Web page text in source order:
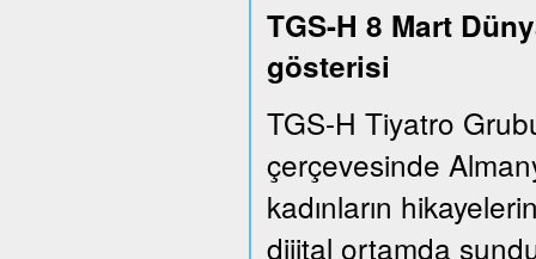
TGS-H 8 Mart
gösterisi
TGS-H Tiyatro
çerçevesinde
kadınların
dijital ortamda